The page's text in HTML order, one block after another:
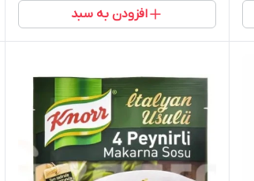
افزودن به سبد